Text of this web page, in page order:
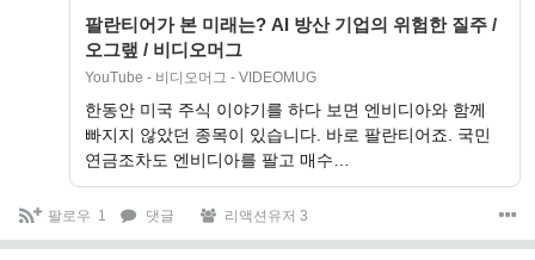
팔란티어가 본 미래는? AI 방산 기업의 위험한 질주 /
오그랲 / 비디오머그
YouTube - 비디오머그 - VIDEOMUG
한동안 미국 주식 이야기를 하다 보면 엔비디아와 함께
빠지지 않았던 종목이 있습니다. 바로 팔란티어죠. 국민
연금조차도 엔비디아를 팔고 매수…
팔로우 1 댓글 리액션유저 3